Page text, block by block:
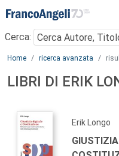
Menu
Cerca:
Main content
Home ricerca avanzata
LIBRI DI ERIK
Erik Longo